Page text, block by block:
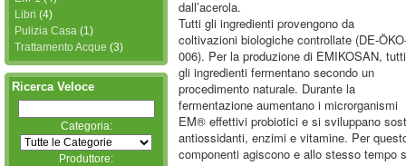
dall’acerola.
Tutti gli ingredienti provengono da
coltivazioni biologiche controllate (DE-
006). Per la produzione di EMIKOSAN, tutti
gli ingredienti fermentano secondo un
procedimento naturale. Durante la
fermentazione aumentano i microrganismi
EM® effettivi probiotici e si sviluppano
antiossidanti, enzimi e vitamine. Per
componenti agiscono e allo stesso tempo
Libri (4)
Pulizia Casa (1)
Trattamento Acque (3)
Ricerca Veloce
Categoria:
Produttore: